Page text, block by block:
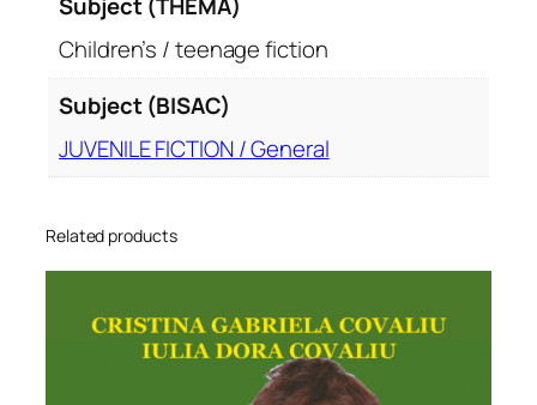
Children’s / teenage fiction
Subject (BISAC)
JUVENILE FICTION / General
Related products